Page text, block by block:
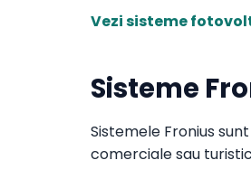
Vezi sisteme
Sisteme
Sistemele Fronius
comerciale sau